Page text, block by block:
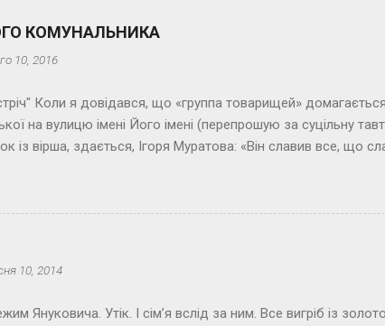
КОМУНАЛЬНИКА
10, 2016
Коли я довідався, що «группа товарищей»
на вулицю імені Його імені (перепрошую за суцільну
із вірша, здається, Ігоря Муратова: «Він славив все, що
колег, поетів і письменників, які вславляли номенклатурних
мовити, і зворотна сторона медалі. Маю на увазі тих, хто
Якщо комусь забракло тільки слави, значить, усе інше у
10, 2014
Януковича. Утік. І сім’я вслід за ним. Все вигріб із